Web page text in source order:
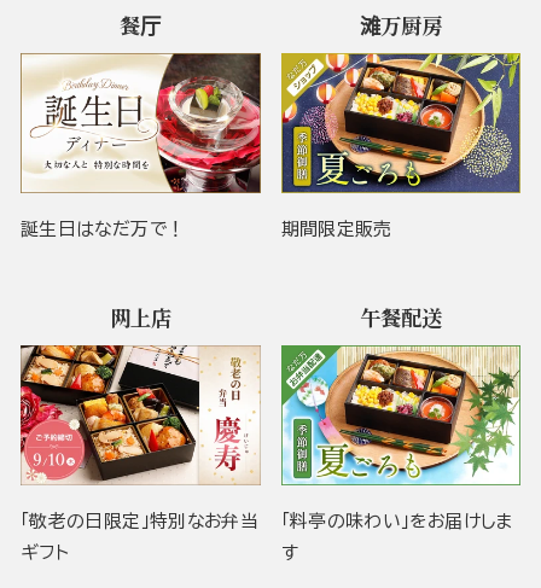
餐厅
誕生日はなだ万で！
滩万厨房
期間限定販売
网上店
「敬老の日限定」特別なお弁当
ギフト
午餐配送
「料亭の味わい」をお届けしま
す